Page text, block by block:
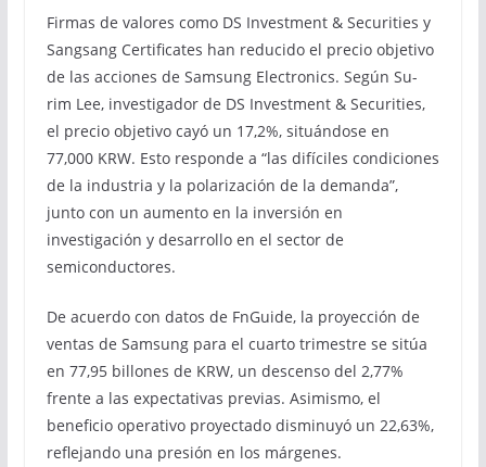
Firmas de valores como DS Investment & Securities y
Sangsang Certificates han reducido el precio objetivo
de las acciones de Samsung Electronics. Según Su-
rim Lee, investigador de DS Investment & Securities,
el precio objetivo cayó un 17,2%, situándose en
77,000 KRW. Esto responde a “las difíciles condiciones
de la industria y la polarización de la demanda”,
junto con un aumento en la inversión en
investigación y desarrollo en el sector de
semiconductores.
De acuerdo con datos de FnGuide, la proyección de
ventas de Samsung para el cuarto trimestre se sitúa
en 77,95 billones de KRW, un descenso del 2,77%
frente a las expectativas previas. Asimismo, el
beneficio operativo proyectado disminuyó un 22,63%,
reflejando una presión en los márgenes.